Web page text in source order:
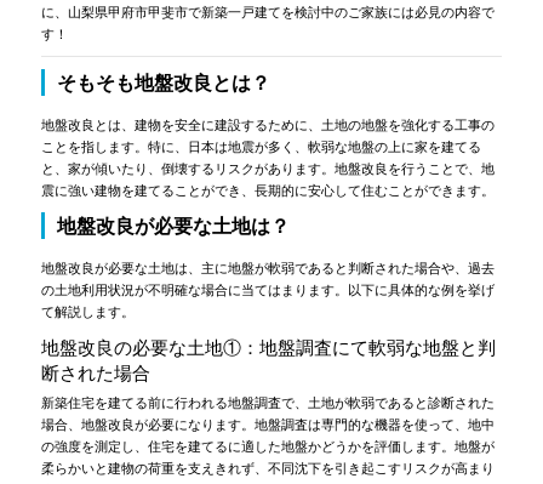
に、山梨県甲府市甲斐市で新築一戸建てを検討中のご家族には必見の内容で
す！
そもそも地盤改良とは？
地盤改良とは、建物を安全に建設するために、土地の地盤を強化する工事の
ことを指します。特に、日本は地震が多く、軟弱な地盤の上に家を建てる
と、家が傾いたり、倒壊するリスクがあります。地盤改良を行うことで、地
震に強い建物を建てることができ、長期的に安心して住むことができます。
地盤改良が必要な土地は？
地盤改良が必要な土地は、主に地盤が軟弱であると判断された場合や、過去
の土地利用状況が不明確な場合に当てはまります。以下に具体的な例を挙げ
て解説します。
地盤改良の必要な土地①：地盤調査にて軟弱な地盤と判
断された場合
新築住宅を建てる前に行われる地盤調査で、土地が軟弱であると診断された
場合、地盤改良が必要になります。地盤調査は専門的な機器を使って、地中
の強度を測定し、住宅を建てるに適した地盤かどうかを評価します。地盤が
柔らかいと建物の荷重を支えきれず、不同沈下を引き起こすリスクが高まり